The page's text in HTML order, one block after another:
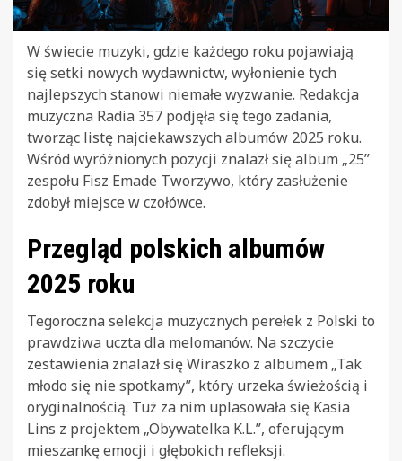
W świecie muzyki, gdzie każdego roku pojawiają
się setki nowych wydawnictw, wyłonienie tych
najlepszych stanowi niemałe wyzwanie. Redakcja
muzyczna Radia 357 podjęła się tego zadania,
tworząc listę najciekawszych albumów 2025 roku.
Wśród wyróżnionych pozycji znalazł się album „25”
zespołu Fisz Emade Tworzywo, który zasłużenie
zdobył miejsce w czołówce.
Przegląd polskich albumów
2025 roku
Tegoroczna selekcja muzycznych perełek z Polski to
prawdziwa uczta dla melomanów. Na szczycie
zestawienia znalazł się Wiraszko z albumem „Tak
młodo się nie spotkamy”, który urzeka świeżością i
oryginalnością. Tuż za nim uplasowała się Kasia
Lins z projektem „Obywatelka K.L.”, oferującym
mieszankę emocji i głębokich refleksji.